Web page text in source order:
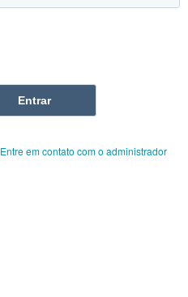
Entre em contato com o administrador